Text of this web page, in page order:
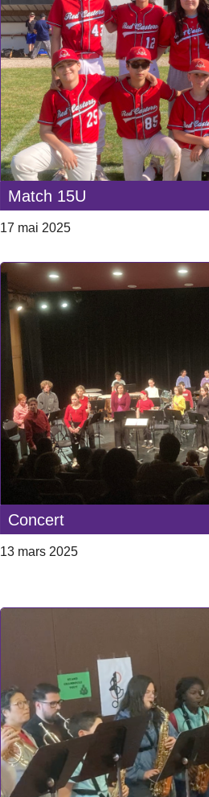
Match 15U
17 mai 2025
Concert
13 mars 2025